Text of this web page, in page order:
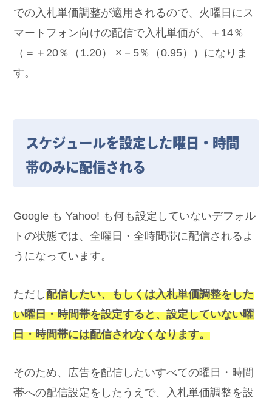
での入札単価調整が適用されるので、火曜日にス
マートフォン向けの配信で入札単価が、＋14％
（＝＋20％（1.20） ×－5％（0.95））になりま
す。
スケジュールを設定した曜日・時間
帯のみに配信される
Google も Yahoo! も何も設定していないデフォル
トの状態では、全曜日・全時間帯に配信されるよ
うになっています。
ただし配信したい、もしくは入札単価調整をした
い曜日・時間帯を設定すると、設定していない曜
日・時間帯には配信されなくなります。
そのため、広告を配信したいすべての曜日・時間
帯への配信設定をしたうえで、入札単価調整を設